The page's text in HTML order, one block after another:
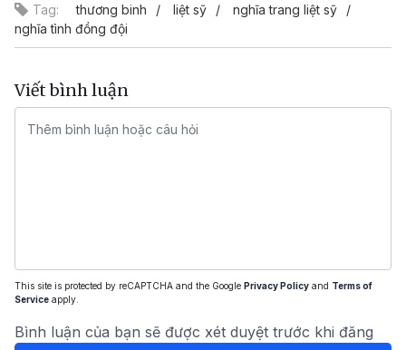
Tag: thương binh liệt sỹ
nghĩa trang liệt sỹ
nghĩa tình đồng đội
Viết bình luận
This site is protected by reCAPTCHA and the Google Privacy Policy and Terms of
Service apply.
Bình luận của bạn sẽ được xét duyệt trước khi đăng